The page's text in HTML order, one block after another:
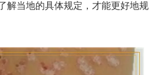
解当地的具体规定，才能更好地规